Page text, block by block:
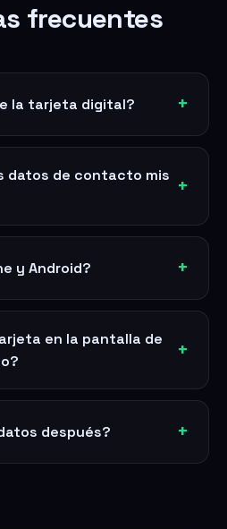
frecuentes
la tarjeta digital?
datos de contacto mis
y Android?
en la pantalla de
después?